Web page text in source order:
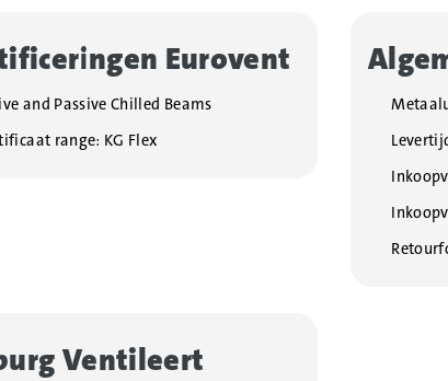
Eurovent
and Passive Chilled Beams
range: KG Flex
Ventileert